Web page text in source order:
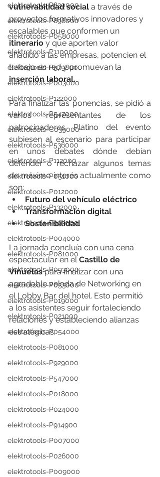
elektrotools-P820000
elektrotools-P898000
elektrotools-P058000
elektrotools-P110000
elektrotools-P979800
elektrotools-P003000
elektrotools-P122000
elektrotools-P547000
elektrotools-C039000
elektrotools-P536000
elektrotools-P112000
elektrotools-P051000
elektrotools-P012000
elektrotools-P132000
elektrotools-P993000
elektrotools-P004000
elektrotools-P081000
elektrotools-P093000
elektrotools-P053000
elektrotools-P019000
elektrotools-P021000
elektrotools-P054000
elektrotools-P081000
elektrotools-P929000
elektrotools-P547000
elektrotools-P018000
elektrotools-P024000
elektrotools-P914900
elektrotools-P007000
elektrotools-P026000
elektrotools-P009000
vulnerabilidad social a través de
proyectos formativos innovadores y
escalables que conformen un
itinerario y que aporten valor
añadido a las empresas, potencien el
trabajo en red y promuevan la
inserción laboral.
Para finalizar las ponencias, se pidió a
varios representantes de los
patrocinadores Platino del evento
subiesen al escenario para participar
en unos debates dónde debían
defender o rechazar algunos temas
de máximo interés actualmente como
son:
Futuro del vehículo eléctrico
Transformación digital
Sostenibilidad
La jornada concluía con una cena
espectacular en el Castillo de
Viñuelas para finalizar con una
agradable velada de Networking en
el Lobby Bar del hotel. Esto permitió
a los asistentes seguir fortaleciendo
relaciones y estableciendo alianzas
estratégicas.